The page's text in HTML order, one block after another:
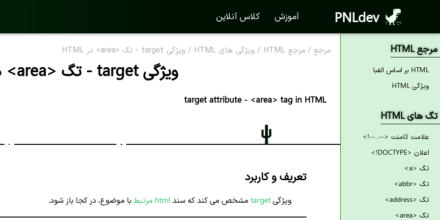
PNLdev آموزش کلاس آنلاین
مرجع / مرجع HTML / ویژگی های HTML / ویژگی target - تگ <area> در HTML
ویژگی target - تگ <area> در HTML
target attribute - <area> tag in HTML
تعریف و کاربرد
ویژگی targetمشخص می کند که سند html مرتبط با موضوع، در کجا باز شود.
مرجع HTML
HTML بر اساس الفبا
ویژگی HTML
تگ های HTML
علامت کامنت <--..--!>
اعلان <DOCTYPE!>
تگ <a>
تگ <abbr>
تگ <address>
تگ <area>